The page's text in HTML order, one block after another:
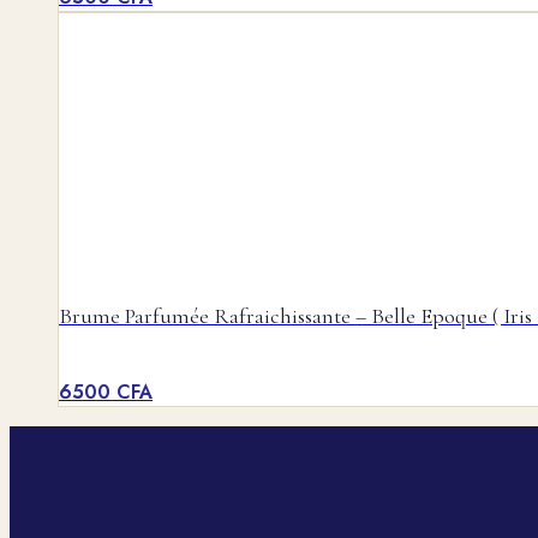
Brume Parfumée Rafraichissante – Belle Epoque (
6500 CFA